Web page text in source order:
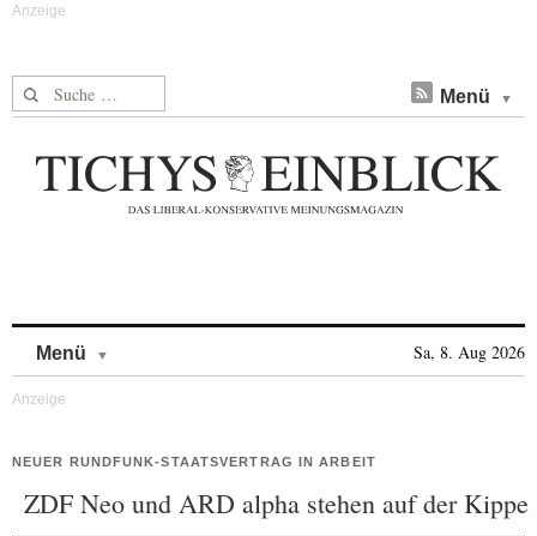
Suche nach: Menü
Menü Sa, 8. Aug 2026
NEUER RUNDFUNK-STAATSVERTRAG IN ARBEIT
ZDF Neo und ARD alpha stehen auf der Kippe